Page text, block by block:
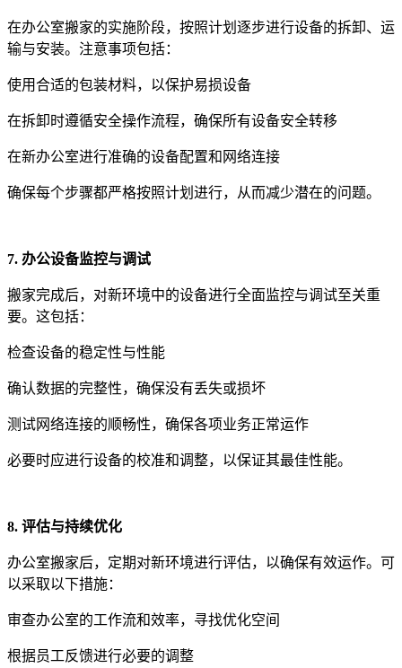
在办公室搬家的实施阶段，按照计划逐步进行设备的拆卸、运
输与安装。注意事项包括：
使用合适的包装材料，以保护易损设备
在拆卸时遵循安全操作流程，确保所有设备安全转移
在新办公室进行准确的设备配置和网络连接
确保每个步骤都严格按照计划进行，从而减少潜在的问题。
7. 办公设备监控与调试
搬家完成后，对新环境中的设备进行全面监控与调试至关重
要。这包括：
检查设备的稳定性与性能
确认数据的完整性，确保没有丢失或损坏
测试网络连接的顺畅性，确保各项业务正常运作
必要时应进行设备的校准和调整，以保证其最佳性能。
8. 评估与持续优化
办公室搬家后，定期对新环境进行评估，以确保有效运作。可
以采取以下措施：
审查办公室的工作流和效率，寻找优化空间
根据员工反馈进行必要的调整